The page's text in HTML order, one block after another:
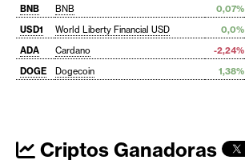
BNB
BNB 0,07%
USD1
World Liberty Financial USD 0,0%
ADA
Cardano -2,24%
DOGE
Dogecoin 1,38%
Criptos Ganadoras